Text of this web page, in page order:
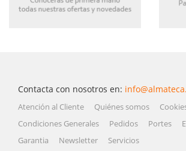
Contacta con nosotros en:
Atención al Cliente Quiénes somos
Condiciones Generales
Pedidos Portes
Garantia
Newsletter Servicios